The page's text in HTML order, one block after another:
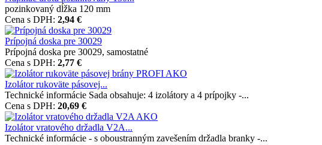
pozinkovaný dĺžka 120 mm
Cena s DPH: 2,94 €
Prípojná doska pre 30029
Prípojná doska pre 30029, samostatné
Cena s DPH: 2,77 €
Izolátor rukoväte pásovej...
Technické informácie Sada obsahuje: 4 izolátory a 4 prípojky -...
Cena s DPH: 20,69 €
Izolátor vratového držadla V2A...
Technické informácie - s oboustranným zavešením držadla branky -...